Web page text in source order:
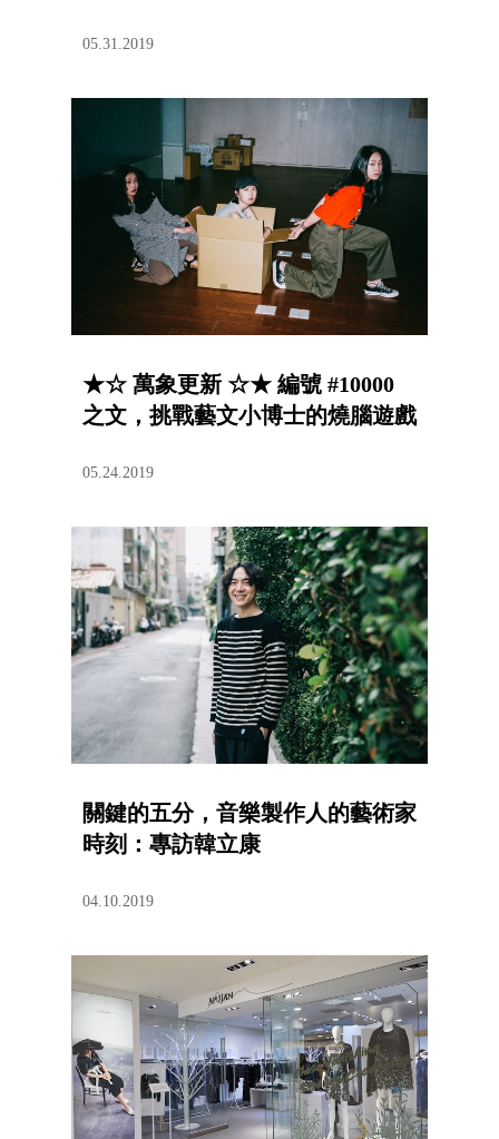
05.31.2019
★☆ 萬象更新 ☆★ 編號 #10000
之文，挑戰藝文小博士的燒腦遊戲
05.24.2019
關鍵的五分，音樂製作人的藝術家
時刻：專訪韓立康
04.10.2019